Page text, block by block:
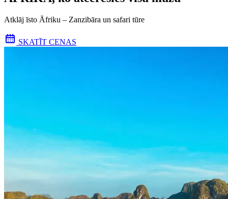
Atklāj īsto Āfriku – Zanzibāra un safari tūre
SKATĪT CENAS